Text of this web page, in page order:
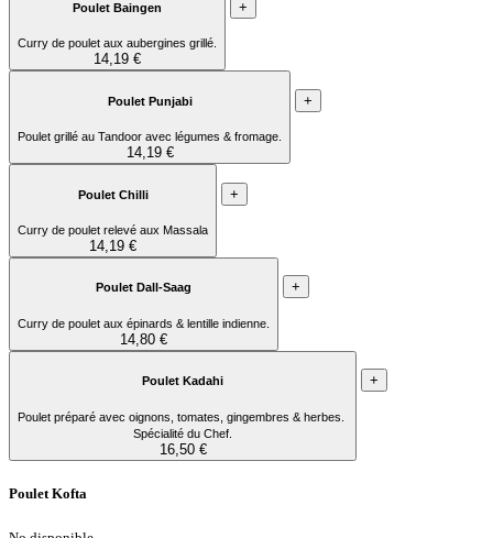
Poulet Baingen
Curry de poulet aux aubergines grillé.
14,19 €
+
Poulet Punjabi
Poulet grillé au Tandoor avec légumes & fromage.
14,19 €
+
Poulet Chilli
Curry de poulet relevé aux Massala
14,19 €
+
Poulet Dall-Saag
Curry de poulet aux épinards & lentille indienne.
14,80 €
+
Poulet Kadahi
Poulet préparé avec oignons, tomates, gingembres & herbes.
Spécialité du Chef.
16,50 €
+
Poulet Kofta